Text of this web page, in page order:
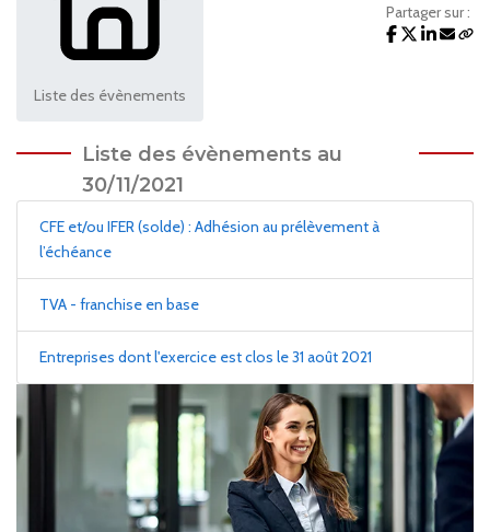
Liste des évènements
Partager sur :
Liste des évènements au
30/11/2021
CFE et/ou IFER (solde) : Adhésion au prélèvement à
l’échéance
TVA - franchise en base
Entreprises dont l'exercice est clos le 31 août 2021